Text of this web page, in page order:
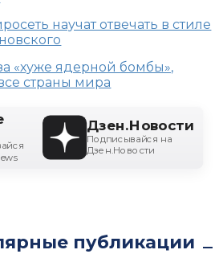
научат отвечать в стиле
«хуже ядерной бомбы»,
страны мира
Дзен.Новости
Подписывайся на
Дзен.Новости
публикации